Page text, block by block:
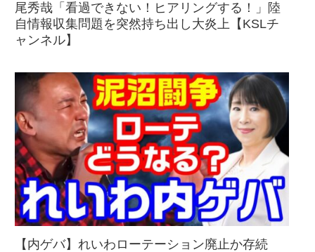
尾秀哉「看過できない！ヒアリングする！」陸
自情報収集問題を突然持ち出し大炎上【KSLチ
ャンネル】
【内ゲバ】れいわローテーション廃止か存続